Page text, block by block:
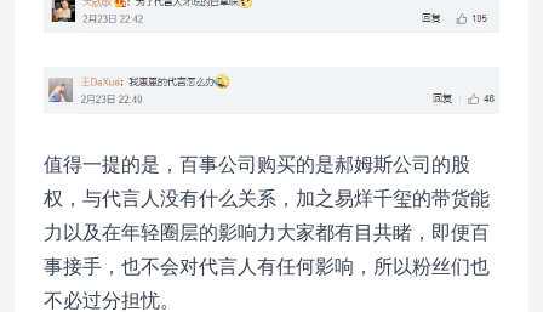
值得一提的是，百事公司购买的是郝姆斯公司的股
权，与代言人没有什么关系，加之易烊千玺的带货能
力以及在年轻圈层的影响力大家都有目共睹，即便百
事接手，也不会对代言人有任何影响，所以粉丝们也
不必过分担忧。